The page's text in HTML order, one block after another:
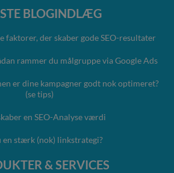
BLOGINDLÆG
faktorer, der skaber gode SEO-resultater
rammer du målgruppe via Google Ads
er dine kampagner godt nok optimeret?
(se tips)
en SEO-Analyse værdi
en stærk (nok) linkstrategi?
& SERVICES